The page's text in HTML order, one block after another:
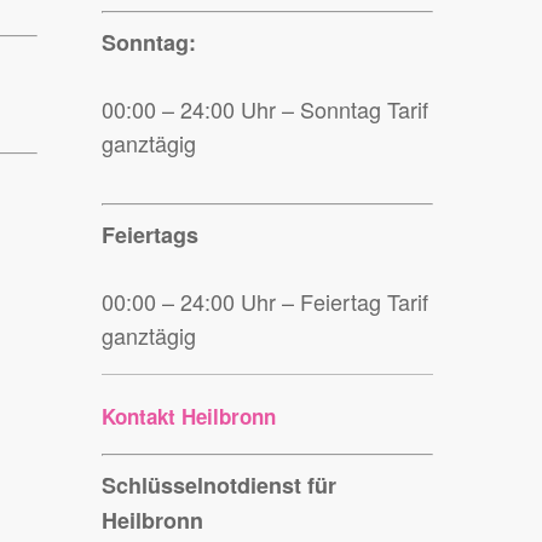
Sonntag:
00:00 – 24:00 Uhr – Sonntag Tarif
ganztägig
Feiertags
00:00 – 24:00 Uhr – Feiertag Tarif
ganztägig
Kontakt Heilbronn
Schlüsselnotdienst für
Heilbronn